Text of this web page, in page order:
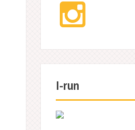
Instagram
I-run